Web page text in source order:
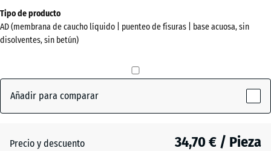
colores?
Mostrar
colores
Dimensiones
para
el
x
178
Tipo de producto
AD (membrana de caucho líquido | puenteo de fisuras | base acuosa, sin
disolventes, sin betún)
Añadir para comparar
Precio y descuento 34,70 € / Pieza